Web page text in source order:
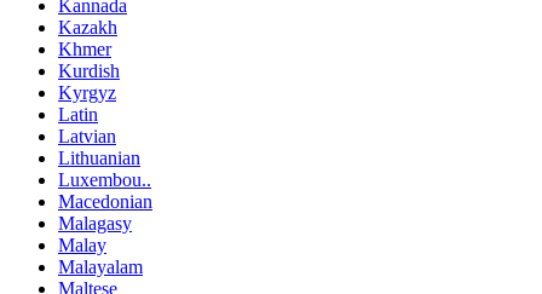
Kannada
Kazakh
Khmer
Kurdish
Kyrgyz
Latin
Latvian
Lithuanian
Luxembou..
Macedonian
Malagasy
Malay
Malayalam
Maltese